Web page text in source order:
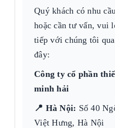
Quý khách có nhu
hoặc cần tư vấn, vui
tiếp với chúng tôi
đây:
Công ty cổ phần
minh hải
📍 Hà Nội: Số 40
Việt Hưng, Hà Nội